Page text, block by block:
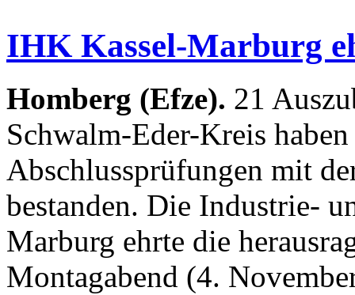
IHK Kassel-Marburg
Homberg (Efze). 21
Schwalm-Eder-Kreis
Abschlussprüfungen mit
bestanden. Die Industrie-
Marburg ehrte die
Montagabend (4.